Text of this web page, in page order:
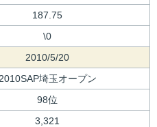
187.75
\0
2010/5/20
2010SAP埼玉オープン
98位
3,321